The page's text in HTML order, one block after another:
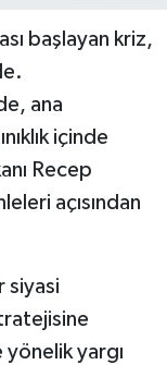
başlayan kriz,
ana
içinde
Recep
açısından
siyasi
yönelik yargı